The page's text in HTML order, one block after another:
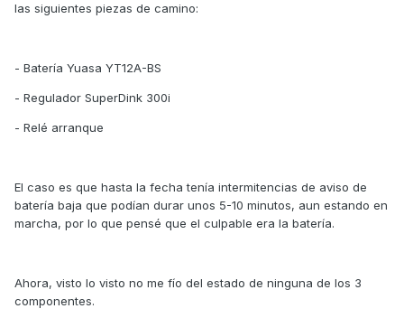
las siguientes piezas de camino:
- Batería Yuasa YT12A-BS
- Regulador SuperDink 300i
- Relé arranque
El caso es que hasta la fecha tenía intermitencias de aviso de
batería baja que podían durar unos 5-10 minutos, aun estando en
marcha, por lo que pensé que el culpable era la batería.
Ahora, visto lo visto no me fío del estado de ninguna de los 3
componentes.